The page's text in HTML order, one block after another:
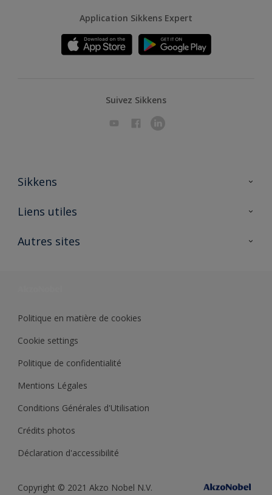
Application Sikkens Expert
Suivez Sikkens
Sikkens
A propos de Sikkens
Liens utiles
Ouvrir un magasin PASS
Autres sites
Politique en matière de cookies
Cookie settings
Politique de confidentialité
Mentions Légales
Conditions Générales d'Utilisation
Crédits photos
Déclaration d'accessibilité
Copyright © 2021 Akzo Nobel N.V.